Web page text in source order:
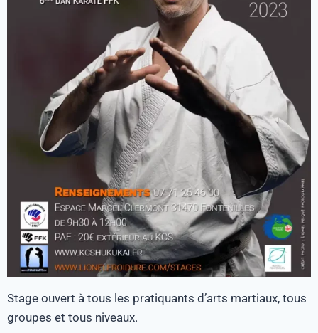
Stage ouvert à tous les pratiquants d’arts martiaux, tous
groupes et tous niveaux.